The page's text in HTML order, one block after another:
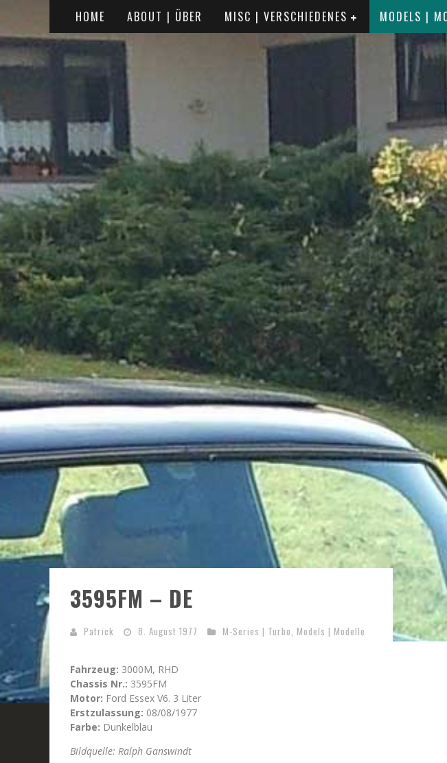
HOME ABOUT | ÜBER MISC | VERSCHIEDENES MODELS |
3595FM – DE
Patrick 8. August 1977 M-Series | Turbo, Models | Modelle
Fahrzeug: 3000M, RHD
Chassis Nr.: 3595FM
Motor: Ford Essex V6. 3 Liter
Erstzulassung: 08/08/1977
Farbe: Dunkelblau
Bildquelle: Ralph Ganswindt